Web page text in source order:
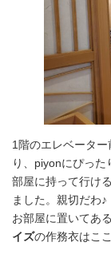
1階のエレベータ
り、piyonにぴった
部屋に持って行け
ました。親切だわ♪
お部屋に置いてあ
イズの作務衣はこ